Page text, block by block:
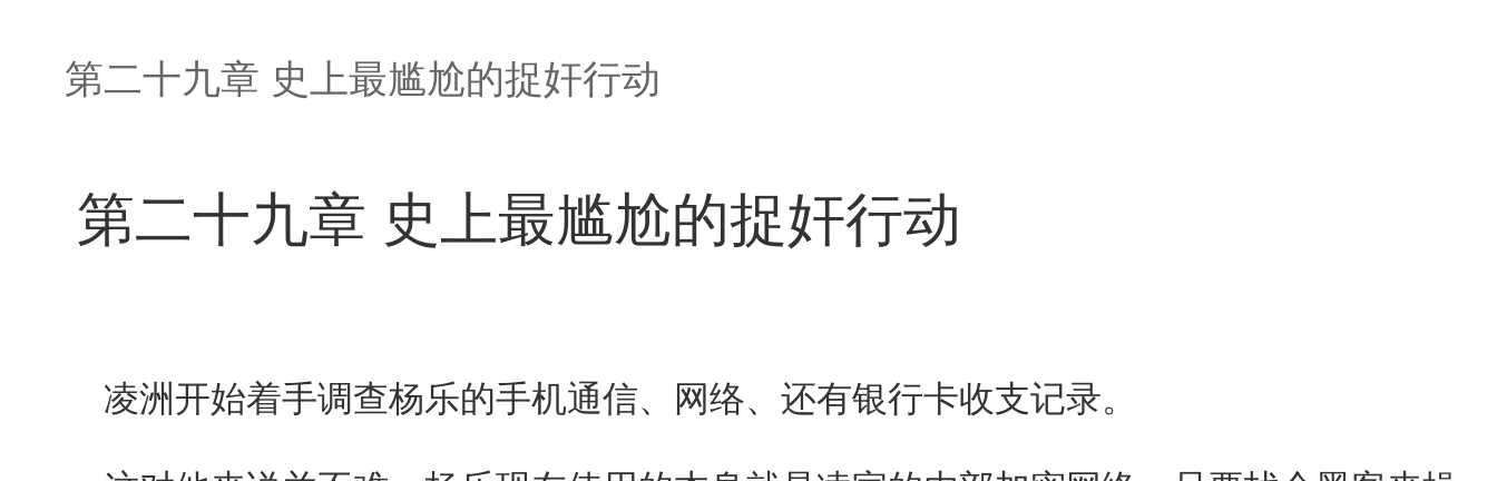
第二十九章 史上最尴尬的捉奸行动
第二十九章 史上最尴尬的捉奸行动
凌洲开始着手调查杨乐的手机通信、网络、还有银行卡收支记录。